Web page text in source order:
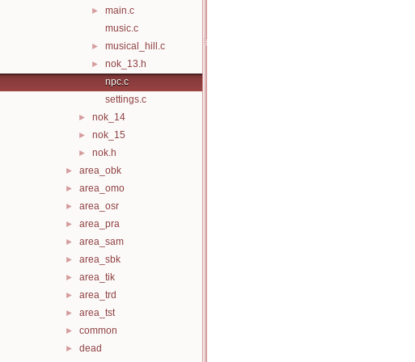
►
main.c
music.c
► musical_hill.c
►
nok_13.h
npc.c
settings.c
► nok_14
► nok_15
► nok.h
► area_obk
► area_omo
► area_osr
► area_pra
► area_sam
► area_sbk
► area_tik
► area_trd
► area_tst
► common
► dead